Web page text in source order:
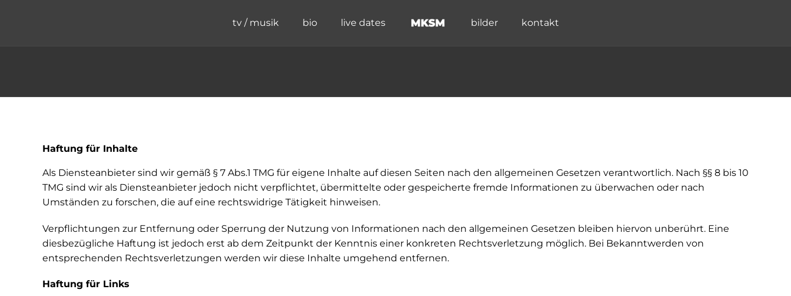
tv / musik bio live dates bilder kontakt
Haftung für Inhalte
Als Diensteanbieter sind wir gemäß § 7 Abs.1 TMG für eigene Inhalte auf diesen Seiten nach den allgemeinen Gesetzen verantwortlich. Nach §§ 8 bis 10
TMG sind wir als Diensteanbieter jedoch nicht verpflichtet, übermittelte oder gespeicherte fremde Informationen zu überwachen oder nach
Umständen zu forschen, die auf eine rechtswidrige Tätigkeit hinweisen.
Verpflichtungen zur Entfernung oder Sperrung der Nutzung von Informationen nach den allgemeinen Gesetzen bleiben hiervon unberührt. Eine
diesbezügliche Haftung ist jedoch erst ab dem Zeitpunkt der Kenntnis einer konkreten Rechtsverletzung möglich. Bei Bekanntwerden von
entsprechenden Rechtsverletzungen werden wir diese Inhalte umgehend entfernen.
Haftung für Links